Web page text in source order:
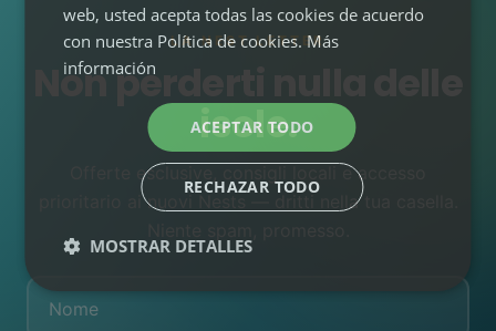
LA NEST LETTER
Non perderti nulla delle
isole.
Offerte esclusive, consigli locali e accesso
prioritario ai nuovi Nests — dritti nella tua casella.
web, usted acepta todas las cookies de acuerdo
con nuestra Política de cookies. Más
información
ACEPTAR TODO
RECHAZAR TODO
MOSTRAR DETALLES